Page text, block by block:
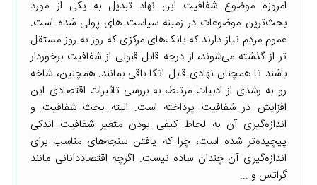
امروزه موضوع شفافیت این نهاد تبدیل به یکی از مورد
بحث‌ترین موضوعات در زمینه سیاست های پولی شده است.
عموم مردم نیاز دارند که بانک‌های مرکزی که روز به روز مستقل
تر از گذشته می‌شوند، از درجه قابل قبولی از شفافیت برخوردار
باشند تا همچنان نهادی قابل اتکا باقی بمانند. همچنین، شاخه
رو به رشدی از ادبیات مرتبط، به بررسی تاثیرات اقتصادی این
افزایش در شفافیت پرداخته است. البته بحث شفافیت و
اندازه‌گیری آن به لحاظ کیفی بودن متغیر شفافیت اندکی
پیچیده‌تر شده است، چرا که یافتن سنجه‌های مناسب برای
اندازه‌گیری آن چندان ساده نیست. اگرچه اقتصاددانانی مانند
گراتس و ...